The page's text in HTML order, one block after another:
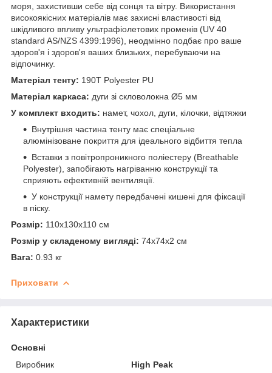
моря, захистивши себе від сонця та вітру. Використання
високоякісних матеріалів має захисні властивості від
шкідливого впливу ультрафіолетових променів (UV 40
standard AS/NZS 4399:1996), неодмінно подбає про ваше
здоров'я і здоров'я ваших близьких, перебуваючи на
відпочинку.
Матеріал тенту: 190Т Polyester PU
Матеріал каркаса: дуги зі скловолокна Ø5 мм
У комплект входить: намет, чохол, дуги, кілочки, відтяжки
Внутрішня частина тенту має спеціальне
алюмінізоване покриття для ідеального відбиття тепла
Вставки з повітропроникного поліестеру (Breathable
Polyester), запобігають нагріванню конструкції та
сприяють ефективній вентиляції.
У конструкції намету передбачені кишені для фіксації
в піску.
Розмір: 110х130х110 см
Розмір у складеному вигляді: 74х74х2 см
Вага: 0.93 кг
Приховати
Характеристики
Основні
Виробник
High Peak